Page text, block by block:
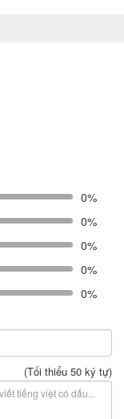
0%
0%
0%
0%
0%
(Tối thiểu 50 ký tự)